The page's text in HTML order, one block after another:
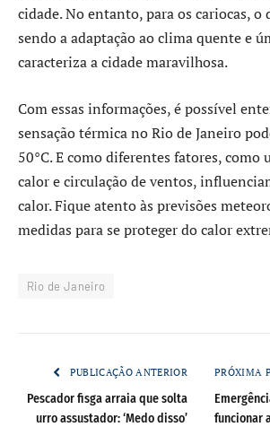
cidade. No entanto, para os cariocas,
sendo a adaptação ao clima quente e
caracteriza a cidade maravilhosa.
Com essas informações, é possível
sensação térmica no Rio de Janeiro
50°C. E como diferentes fatores, como
calor e circulação de ventos,
calor. Fique atento às previsões
medidas para se proteger do calor
Rio de Janeiro
PUBLICAÇÃO ANTERIOR
Pescador fisga arraia que solta
urro assustador: ‘Medo disso’
PRÓXIMA
funcionar